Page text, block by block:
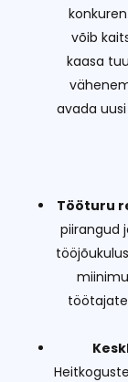
võib
kaasa
avada
Tööturu
piirangud